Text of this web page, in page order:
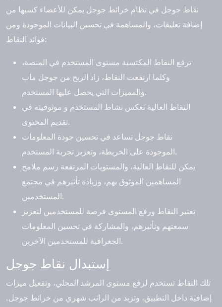
نقاط جوجل في نظام خرائط جوجل يمكن للأعضاء كسبها من
إضافة تعليقات، والمساهمة في تحسين البيانات الموجودة ومن
فوائد النقاط:
ترفع النقاط المكتسبة مستوى المستخدم في المنصة،
وكلما ارتفعت النقاط، زاد الربح من جوجل ماب
والمميزات التي يحصل عليها المستخدم.
النقاط العالية تعكس نشاط المستخدم و موثوقيته في
تقديم المحتوى.
نقاط جوجل تساعد في تحسين جودة المعلومات
الموجودة على الخريطة، وتعزيز تجربة المستخدم.
يمكن للنقاط العالية، والمستويات المرتفعة رسم ملامح
المساهمين الموثوق بهم، وزيادة تأثيرهم في مجتمع
المستخدمين.
تعتبر النقاط ورفع المستوى فرصة للمستخدمين لتعزيز
سمعتهم وتأثيرهم، والمشاركة في تحسين المعلومات
الجغرافية للمستخدمين الآخرين.
إستبدال نقاط جوجل
تلك النقاط تستخدم لرفع مستوى المرشد المحلي، وتفعيل ميزات
إضافية داخل التطبيق، وتزيد من الراتب شهري من خرائط جوجل.